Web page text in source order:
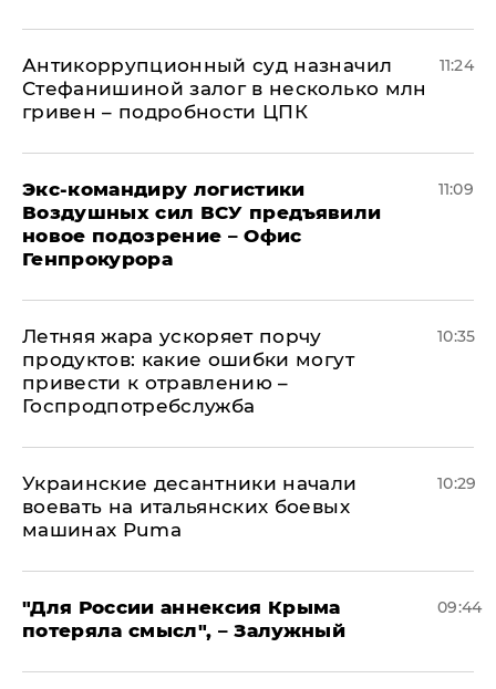
Антикоррупционный суд назначил
Стефанишиной залог в несколько млн
гривен – подробности ЦПК
11:24
Экс-командиру логистики
Воздушных сил ВСУ предъявили
новое подозрение – Офис
Генпрокурора
11:09
Летняя жара ускоряет порчу
продуктов: какие ошибки могут
привести к отравлению –
Госпродпотребслужба
10:35
Украинские десантники начали
воевать на итальянских боевых
машинах Puma
10:29
"Для России аннексия Крыма
потеряла смысл", – Залужный
09:44